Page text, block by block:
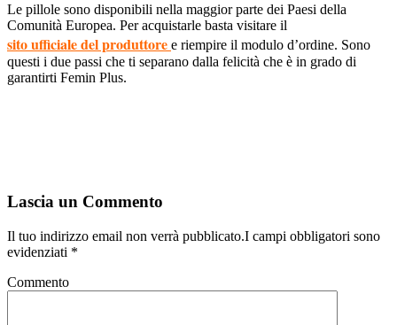
Le pillole sono disponibili nella maggior parte dei Paesi della
Comunità Europea. Per acquistarle basta visitare il
sito ufficiale del produttore e riempire il modulo d’ordine. Sono
questi i due passi che ti separano dalla felicità che è in grado di
garantirti Femin Plus.
Lascia un Commento
Il tuo indirizzo email non verrà pubblicato.I campi obbligatori sono
evidenziati *
Commento